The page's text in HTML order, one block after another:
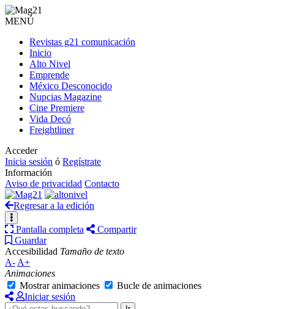
MENÚ
Revistas g21 comunicación
Inicio
Alto Nivel
Emprende
México Desconocido
Nupcias Magazine
Cine Premiere
Vida Decó
Freightliner
Acceder
Inicia sesión ó Regístrate
Información
Aviso de privacidad Contacto
Regresar a la edición
Pantalla completa
Compartir
Guardar
Accesibilidad Tamaño de texto
A- A+
Animaciones
Mostrar animaciones
Bucle de animaciones
Iniciar sesión